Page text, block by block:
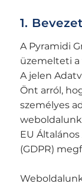
1.
A Pyramidi
üzemelteti a
A jelen
Önt arról,
személyes
EU
(GDPR)